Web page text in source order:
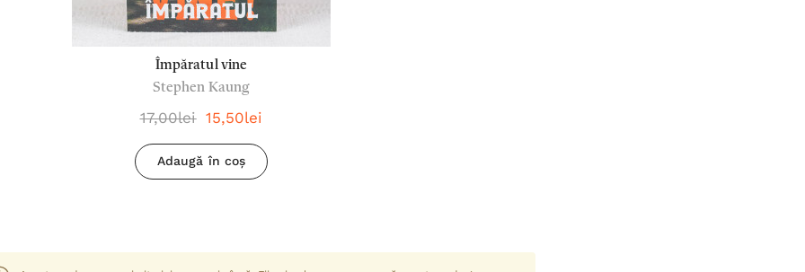
Împăratul vine
Stephen Kaung
17,00lei 15,50lei
Adaugă în coș